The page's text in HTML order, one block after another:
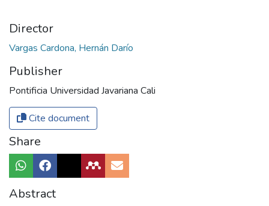
Director
Vargas Cardona, Hernán Darío
Publisher
Pontificia Universidad Javariana Cali
Cite document
Share
Abstract